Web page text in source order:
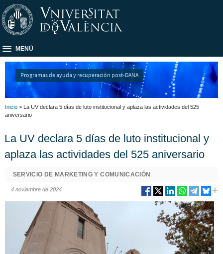
MENÚ
Programas de ayuda y recuperación post-DANA
Inicio > La UV declara 5 días de luto institucional y aplaza las actividades del 525
aniversario
La UV declara 5 días de luto institucional y
aplaza las actividades del 525 aniversario
SERVICIO DE MARKETING Y COMUNICACIÓN
4 noviembre de 2024